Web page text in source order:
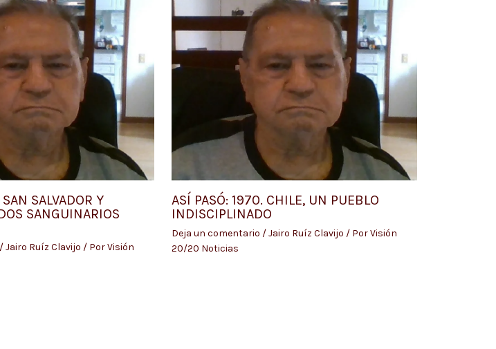
SALVADOR Y
SANGUINARIOS
/Jairo Ruíz Clavijo / PorVisión
ASÍ PASÓ: 1970. CHILE, UN PUEBLO
INDISCIPLINADO
Deja un comentario /Jairo Ruíz Clavijo / PorVisión
20/20 Noticias